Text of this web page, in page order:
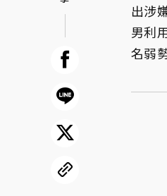
出涉
男利
名弱